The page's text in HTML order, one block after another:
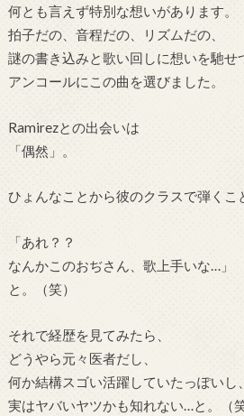
何とも言えず特別な想いがあります。
拍子だの、音程だの、リズムだの、
謎の書き込みと歌い回しに想いを馳せ
アンコールにこの曲を選びました。
Ramirezとの出会いは
「偶然」。
ひょんなことから彼のクラスで弾くこ
「あれ？？
なんかこのおぢさん、歌上手いな…」
と。（笑）
それで経歴を見てみたら、
どうやら元々医者だし、
何か結構スゴい活躍していたっぽいし、
実はヤバいヤツかも知れない…と。（笑